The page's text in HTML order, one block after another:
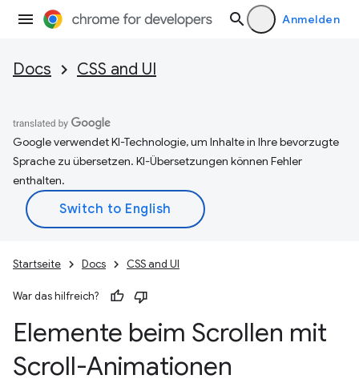
Anmelden
Docs CSS and UI
Google verwendet KI-Technologie, um Inhalte in Ihre bevorzugte
Sprache zu übersetzen. KI-Übersetzungen können Fehler
enthalten.
Startseite Docs CSS and UI
War das hilfreich?
Elemente beim Scrollen mit
Scroll-Animationen